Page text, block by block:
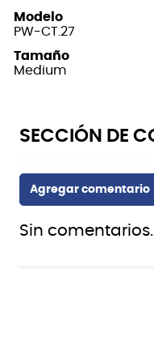
Modelo
PW-CT.27
Tamaño
Medium
Sin comentarios.